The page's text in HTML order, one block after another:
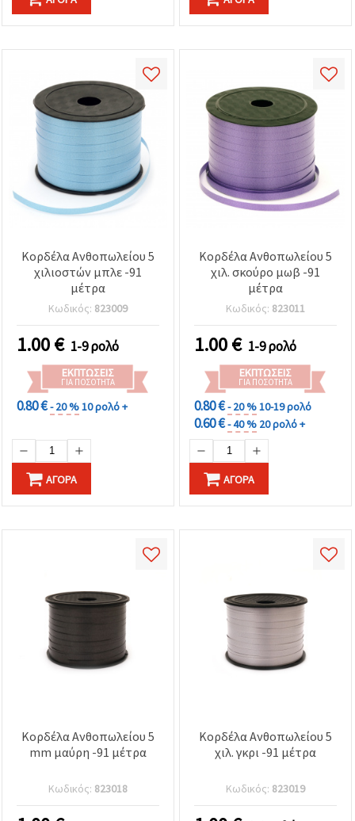
Κορδέλα Ανθοπωλείου 5
χιλιοστών μπλε -91
μέτρα
Κωδικός: 823009
1.00€ 1-9 ρολό
ΕΚΠΤΏΣΕΙΣ
ΓΙΑ ΠΟΣΌΤΗΤΑ
0.80 €- 20 %10 ρολό +
ΑΓΟΡΆ
Κορδέλα Ανθοπωλείου 5
χιλ. σκούρο μωβ -91
μέτρα
Κωδικός: 823011
1.00€ 1-9 ρολό
ΕΚΠΤΏΣΕΙΣ
ΓΙΑ ΠΟΣΌΤΗΤΑ
0.80 €- 20 %10-19 ρολό
0.60 €- 40 % 20 ρολό +
ΑΓΟΡΆ
Κορδέλα Ανθοπωλείου 5
mm μαύρη -91 μέτρα
Κωδικός: 823018
Κορδέλα Ανθοπωλείου 5
χιλ. γκρι -91 μέτρα
Κωδικός: 823019